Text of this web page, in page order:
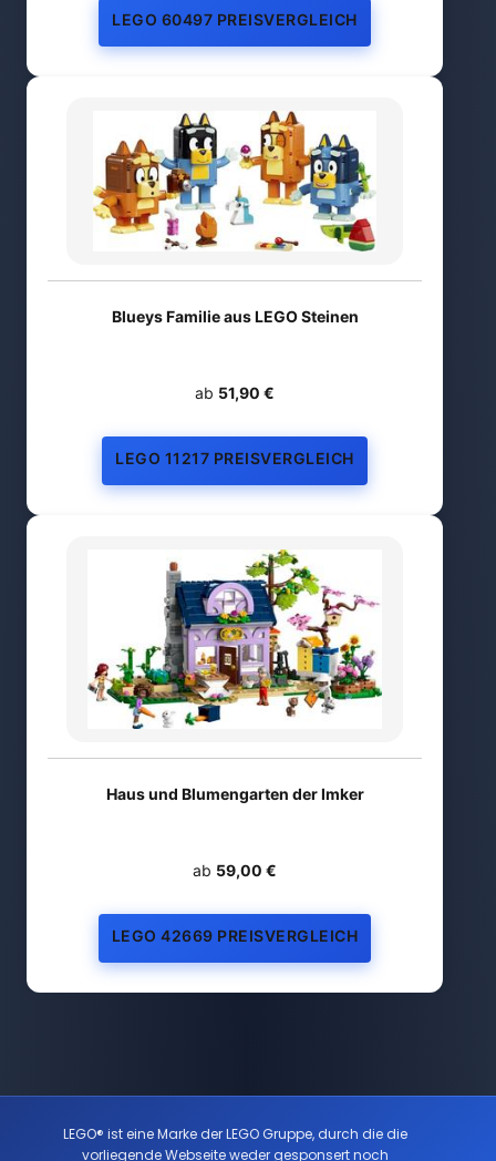
LEGO 60497 PREISVERGLEICH
Blueys Familie aus LEGO Steinen
ab 51,90 €
LEGO 11217 PREISVERGLEICH
Haus und Blumengarten der Imker
ab 59,00 €
LEGO 42669 PREISVERGLEICH
LEGO® ist eine Marke der LEGO Gruppe, durch die die
vorliegende Webseite weder gesponsert noch